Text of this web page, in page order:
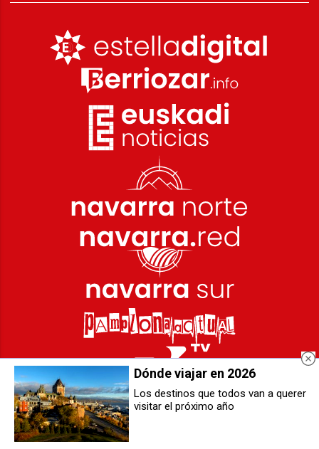
La construcción navarra se
renueva con las últimas medidas
del Gobierno y tecnologías
innovadoras como la IA o BIM
Desguaces en Navarra:
Dónde viajar en 2026
Los destinos que todos van a querer
visitar el próximo año